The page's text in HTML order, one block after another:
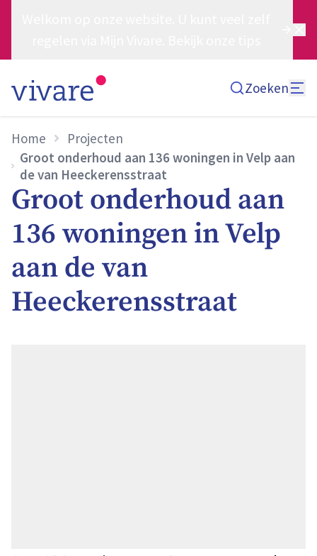
Zoeken
Home
Projecten
Groot onderhoud aan 136 woningen in Velp aan
de van Heeckerensstraat
Groot onderhoud aan
136 woningen in Velp
aan de van
Heeckerensstraat